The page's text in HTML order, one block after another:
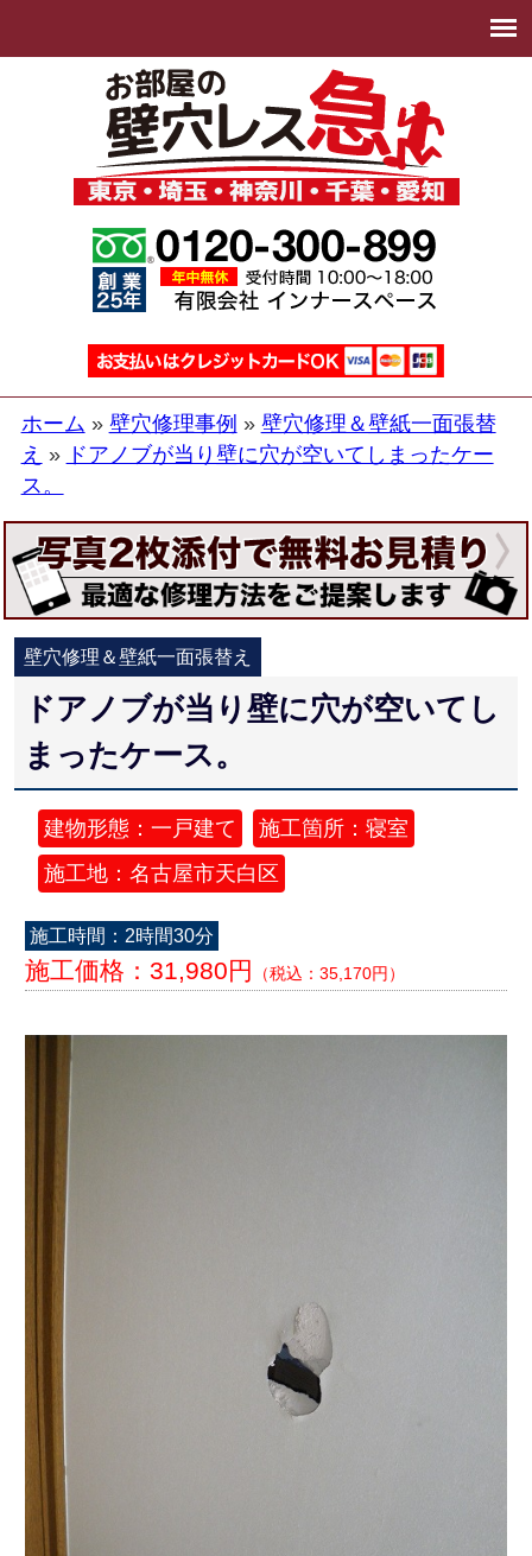
ホーム 壁穴修理事例
壁穴修理＆壁紙一面張替
え
ドアノブが当り壁に穴が空いてしまったケー
ス。
壁穴修理＆壁紙一面張替え
ドアノブが当り壁に穴が空いてし
まったケース。
建物形態：一戸建て
施工箇所：寝室
施工地：名古屋市天白区
施工時間：2時間30分
施工価格：31,980円 （税込：35,170円）